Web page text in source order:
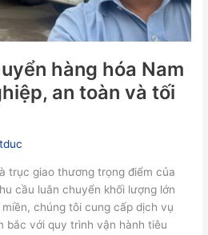
hàng hóa Nam
an toàn và tối
trục giao thương trọng điểm của
cầu luân chuyển khối lượng lớn
chúng tôi cung cấp dịch vụ
bắc với quy trình vận hành tiêu